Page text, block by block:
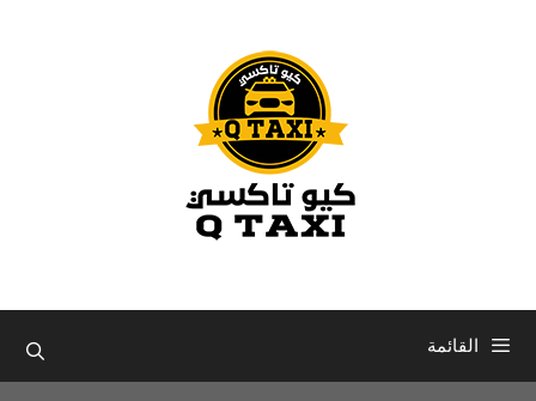
القائمة